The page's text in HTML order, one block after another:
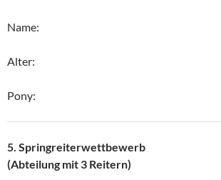
Name:
Alter:
Pony:
5. Springreiterwettbewerb
(Abteilung mit 3 Reitern)